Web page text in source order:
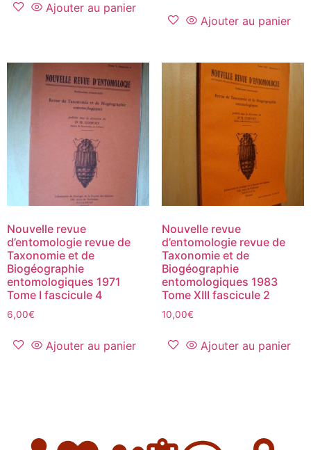
Ajouter au panier
Ajouter au panier
Nouvelle revue
d’entomologie revue de
Taxonomie et de
Biogéographie
entomologiques 1971
Tome I fascicule 4
6,00€
Ajouter au panier
Nouvelle revue
d’entomologie revue de
Taxonomie et de
Biogéographie
entomologiques 1983
Tome XIII fascicule 2
10,00€
Ajouter au panier